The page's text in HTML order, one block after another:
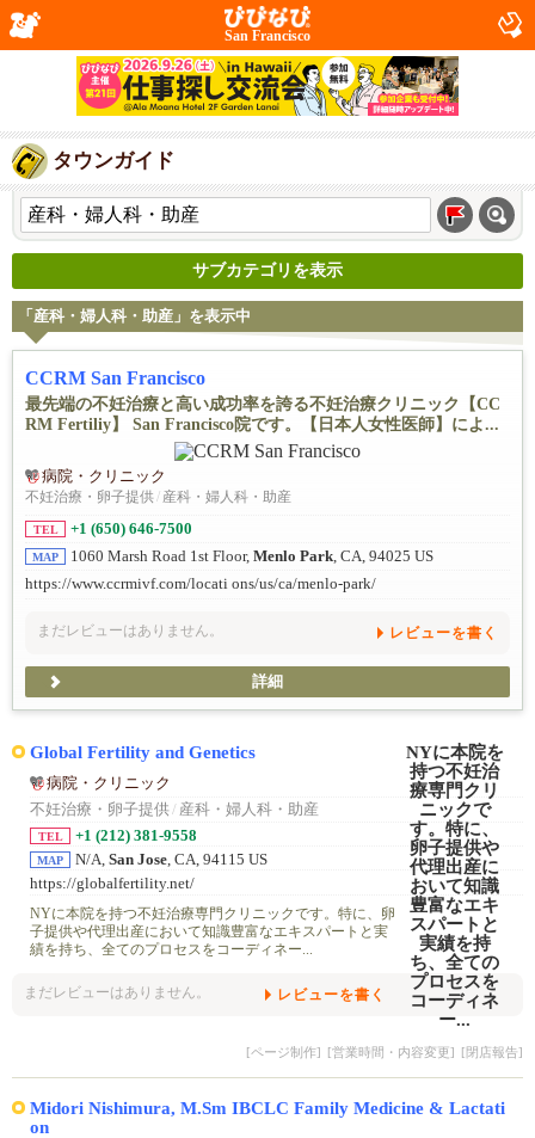
San Francisco
タウンガイド
サブカテゴリを表示
「産科・婦人科・助産」を表示中
CCRM San Francisco
最先端の不妊治療と高い成功率を誇る不妊治療クリニック【CC
RM Fertiliy】 San Francisco院です。【日本人女性医師】によ...
病院・クリニック
不妊治療・卵子提供/ 産科・婦人科・助産
TEL +1 (650) 646-7500
MAP 1060 Marsh Road 1st Floor, Menlo Park, CA, 94025 US
https://www.ccrmivf.com/locati ons/us/ca/menlo-park/
まだレビューはありません。 レビューを書く
詳細
Global Fertility and Genetics
病院・クリニック
不妊治療・卵子提供/ 産科・婦人科・助産
TEL +1 (212) 381-9558
MAP N/A, San Jose, CA, 94115 US
https://globalfertility.net/
NYに本院を持つ不妊治療専門クリニックです。特に、卵
子提供や代理出産において知識豊富なエキスパートと実
績を持ち、全てのプロセスをコーディネー...
まだレビューはありません。 レビューを書く
[ページ制作] [営業時間・内容変更] [閉店報告]
Midori Nishimura, M.Sm IBCLC Family Medicine & Lactati
on